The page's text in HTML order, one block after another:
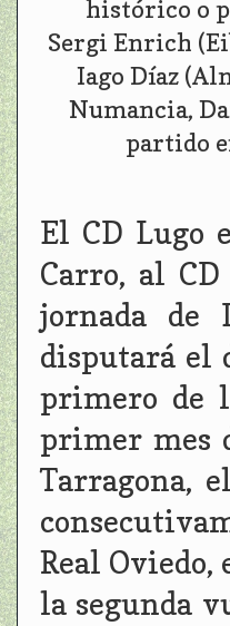
histórico o
Sergi Enrich
Iago Díaz
Numancia,
partido
El CD Lugo
Carro, al
jornada de
disputará el
primero de
primer mes
Tarragona,
Real Oviedo,
la segunda